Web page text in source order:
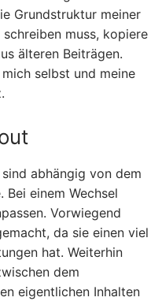
Grundstruktur meiner
muss, kopiere
älteren Beiträgen.
selbst und meine
abhängig von dem
einem Wechsel
Vorwiegend
da sie einen viel
hat. Weiterhin
dem
eigentlichen Inhalten